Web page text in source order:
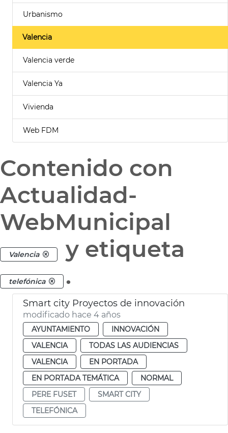
Urbanismo
Valencia
Valencia verde
Valencia Ya
Vivienda
Web FDM
Contenido con
Actualidad-
WebMunicipal
Valencia y etiqueta
telefónica .
Smart city Proyectos de innovación
modificado hace 4 años
AYUNTAMIENTO
INNOVACIÓN
VALENCIA
TODAS LAS AUDIENCIAS
VALENCIA
EN PORTADA
EN PORTADA TEMÁTICA
NORMAL
PERE FUSET
SMART CITY
TELEFÓNICA